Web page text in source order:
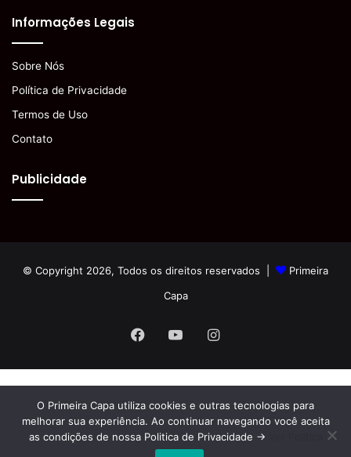
Informações Legais
Sobre Nós
Política de Privacidade
Termos de Uso
Contato
Publicidade
© Copyright 2026, Todos os direitos reservados |
Primeira
Capa
Facebook
YouTubeInstagram
O Primeira Capa utiliza cookies e outras tecnologias para
melhorar sua experiência. Ao continuar navegando você aceita
as condições de nossa Politica de Privacidade ->